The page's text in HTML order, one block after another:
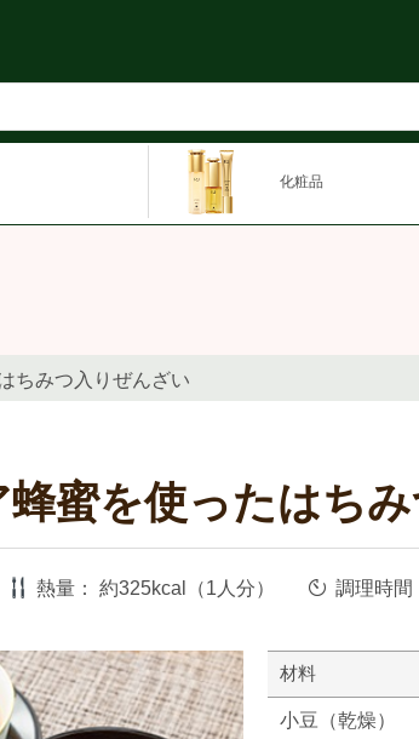
化粧品
ちみつ入りぜんざい
蜂蜜を使ったはち
熱量： 約325kcal（1人分） 調理時間
材料
小豆（乾燥）